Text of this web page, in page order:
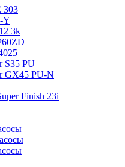
303
Y
3k
S35 PU
GX45 PU-N
Finish 23i